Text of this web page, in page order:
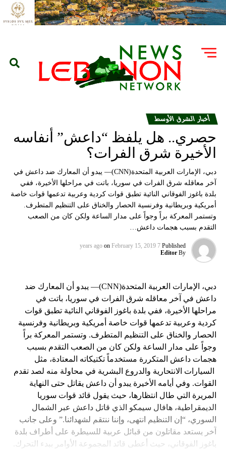
أخبار الشرق الأوسط
حصري.. هل يلفظ “داعش” أنفاسه
الأخيرة شرق الفرات؟
دبي، الإمارات العربية المتحدة(CNN)— يبدو أن المعارك ضد داعش في
آخر معاقله شرق الفرات في سوريا، باتت في مراحلها الأخيرة، ففي
بلدة باغوز الفوقاني النائية تطبق قوات كردية وعربية تدعمها قوات خاصة
أمريكية وبريطانية وفرنسية الحصار والخناق على التنظيم المتطرف.
وتستمر المعركة براً وجواً على مدار الساعة ولكن كان من الصعب
التقدم بسبب هجمات داعش…
Published
7 years ago
on February 15, 2019
By
Editor
دبي، الإمارات العربية المتحدة(CNN)— يبدو أن المعارك ضد
داعش في آخر معاقله شرق الفرات في سوريا، باتت في
مراحلها الأخيرة، ففي بلدة باغوز الفوقاني النائية تطبق قوات
كردية وعربية تدعمها قوات خاصة أمريكية وبريطانية وفرنسية
الحصار والخناق على التنظيم المتطرف. وتستمر المعركة براً
وجواً على مدار الساعة ولكن كان من الصعب التقدم بسبب
هجمات داعش المتكررة مستخدماً تكتيكاته المعتادة، مثل
السيارات الانتحارية والدروع البشرية في محاولة منه لصد تقدم
القوات. وفي أيامه الأخيرة يبدو أن داعش يقاتل حتى النهاية
المريرة التي طال انتظارها، حيث يقول قائد قوات سوريا
الديمقراطية، هافال سيمكو الذي قاتل داعش عبر الشمال
السوري، “إن التنظيم انتهى، وإننا ننتقم لشهدائنا.” وعلى جانب
آخر يستعد مقاتلون من قبائل عربية للسيطرة على أطراف بلدة
باغوز الفوقاني، حيث أعطى قائد المجموعة الأوامر ببدء التحرك.